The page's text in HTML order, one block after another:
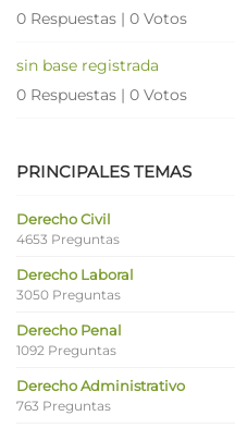
0 Respuestas | 0 Votos
sin base registrada
0 Respuestas | 0 Votos
PRINCIPALES TEMAS
Derecho Civil
4653 Preguntas
Derecho Laboral
3050 Preguntas
Derecho Penal
1092 Preguntas
Derecho Administrativo
763 Preguntas